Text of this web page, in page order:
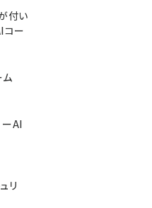
付い
コー
ム
ーAI
リ